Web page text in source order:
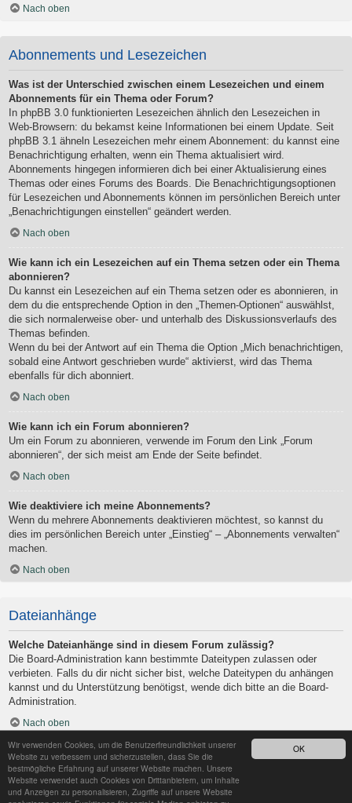
OK
Wir verwenden Cookies, um die Benutzerfreundlichkeit unserer
Website zu verbessern und sicherzustellen, dass Sie die
bestmögliche Erfahrung auf unserer Website machen. Unsere
Website verwendet auch Cookies von Drittanbietern, um Inhalte
und Anzeigen zu personalisieren, Zugriffe auf unsere Website
Nach oben
Abonnements und Lesezeichen
Was ist der Unterschied zwischen einem Lesezeichen und einem
Abonnements für ein Thema oder Forum?
In phpBB 3.0 funktionierten Lesezeichen ähnlich den Lesezeichen in
Web-Browsern: du bekamst keine Informationen bei einem Update. Seit
phpBB 3.1 ähneln Lesezeichen mehr einem Abonnement: du kannst eine
Benachrichtigung erhalten, wenn ein Thema aktualisiert wird.
Abonnements hingegen informieren dich bei einer Aktualisierung eines
Themas oder eines Forums des Boards. Die Benachrichtigungsoptionen
für Lesezeichen und Abonnements können im persönlichen Bereich unter
„Benachrichtigungen einstellen“ geändert werden.
Nach oben
Wie kann ich ein Lesezeichen auf ein Thema setzen oder ein Thema
abonnieren?
Du kannst ein Lesezeichen auf ein Thema setzen oder es abonnieren, in
dem du die entsprechende Option in den „Themen-Optionen“ auswählst,
die sich normalerweise ober- und unterhalb des Diskussionsverlaufs des
Themas befinden.
Wenn du bei der Antwort auf ein Thema die Option „Mich benachrichtigen,
sobald eine Antwort geschrieben wurde“ aktivierst, wird das Thema
ebenfalls für dich abonniert.
Nach oben
Wie kann ich ein Forum abonnieren?
Um ein Forum zu abonnieren, verwende im Forum den Link „Forum
abonnieren“, der sich meist am Ende der Seite befindet.
Nach oben
Wie deaktiviere ich meine Abonnements?
Wenn du mehrere Abonnements deaktivieren möchtest, so kannst du
dies im persönlichen Bereich unter „Einstieg“ – „Abonnements verwalten“
machen.
Nach oben
Dateianhänge
Welche Dateianhänge sind in diesem Forum zulässig?
Die Board-Administration kann bestimmte Dateitypen zulassen oder
verbieten. Falls du dir nicht sicher bist, welche Dateitypen du anhängen
kannst und du Unterstützung benötigst, wende dich bitte an die Board-
Administration.
Nach oben
Kann ich eine Übersicht all meiner Dateianhänge erhalten?
Um eine Liste all deiner Dateianhänge zu erhalten, gehe in den
persönlichen Bereich. Dort findest du unter „Einstieg“ einen Punkt
„Dateianhänge verwalten“, über den du eine Liste deiner Dateianhänge